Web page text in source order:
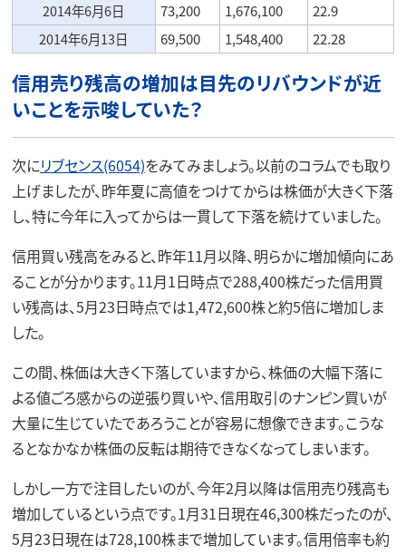
2014年6月6日
73,200 1,676,100
22.9
2014年6月13日
69,500 1,548,400 22.28
信用売り残高の増加は目先のリバウンドが近
いことを示唆していた？
次にリブセンス(6054)をみてみましょう。以前のコラムでも取り
上げましたが、昨年夏に高値をつけてからは株価が大きく下落
し、特に今年に入ってからは一貫して下落を続けていました。
信用買い残高をみると、昨年11月以降、明らかに増加傾向にあ
ることが分かります。11月1日時点で288,400株だった信用買
い残高は、5月23日時点では1,472,600株と約5倍に増加しま
した。
この間、株価は大きく下落していますから、株価の大幅下落に
よる値ごろ感からの逆張り買いや、信用取引のナンピン買いが
大量に生じていたであろうことが容易に想像できます。こうな
るとなかなか株価の反転は期待できなくなってしまいます。
しかし一方で注目したいのが、今年2月以降は信用売り残高も
増加しているという点です。1月31日現在46,300株だったのが、
5月23日現在は728,100株まで増加しています。信用倍率も約